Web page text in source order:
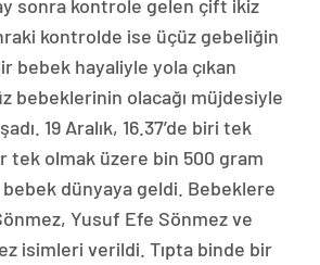
sonra kontrole gelen çift ikiz
kontrolde ise üçüz gebeliğin
bebek hayaliyle yola çıkan
bebeklerinin olacağı müjdesiyle
19 Aralık, 16.37’de biri tek
tek olmak üzere bin 500 gram
bebek dünyaya geldi. Bebeklere
Yusuf Efe Sönmez ve
isimleri verildi. Tıpta binde bir